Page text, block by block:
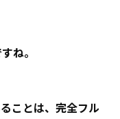
ね。
ことは、完全フル